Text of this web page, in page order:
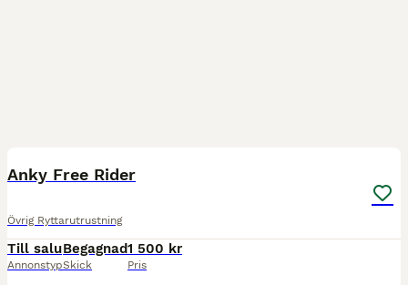
Anky Free Rider
Övrig Ryttarutrustning
Till salu
Annonstyp
Begagnad
Skick
1 500 kr
Pris